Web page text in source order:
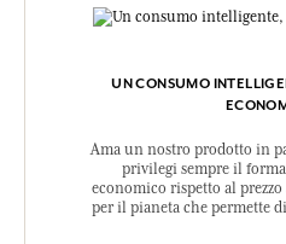
UN CONSUMO
Ama un nostro prodotto in
privilegi sempre il
economico rispetto al
per il pianeta che permette